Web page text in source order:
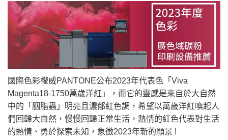
國際色彩權威PANTONE公布2023年代表色「Viva
Magenta18-1750萬歲洋紅」，而它的靈感是來自於大自然
中的「胭脂蟲」明亮且濃郁紅色調，希望以萬歲洋紅喚起人
們回歸大自然，慢慢回歸正常生活，熱情的紅色代表對生活
的熱情、勇於探索未知，象徵2023年新的願景 !